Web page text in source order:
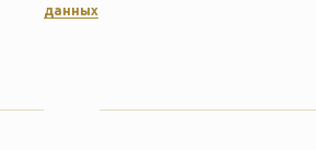
данных